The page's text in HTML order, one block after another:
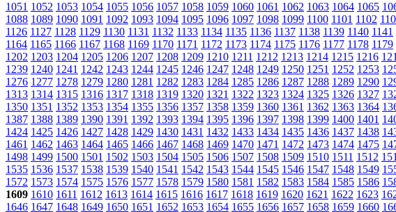
1051 1052 1053 1054 1055 1056 1057 1058 1059 1060 1061 1062 1063 1064 1065
1088 1089 1090 1091 1092 1093 1094 1095 1096 1097 1098 1099 1100 1101 1102
1126 1127 1128 1129 1130 1131 1132 1133 1134 1135 1136 1137 1138 1139 1140 1141
1164 1165 1166 1167 1168 1169 1170 1171 1172 1173 1174 1175 1176 1177 1178 1179
1202 1203 1204 1205 1206 1207 1208 1209 1210 1211 1212 1213 1214 1215 1216
1239 1240 1241 1242 1243 1244 1245 1246 1247 1248 1249 1250 1251 1252 1253
1276 1277 1278 1279 1280 1281 1282 1283 1284 1285 1286 1287 1288 1289 1290
1313 1314 1315 1316 1317 1318 1319 1320 1321 1322 1323 1324 1325 1326 1327
1350 1351 1352 1353 1354 1355 1356 1357 1358 1359 1360 1361 1362 1363 1364
1387 1388 1389 1390 1391 1392 1393 1394 1395 1396 1397 1398 1399 1400 1401
1424 1425 1426 1427 1428 1429 1430 1431 1432 1433 1434 1435 1436 1437 1438
1461 1462 1463 1464 1465 1466 1467 1468 1469 1470 1471 1472 1473 1474 1475
1498 1499 1500 1501 1502 1503 1504 1505 1506 1507 1508 1509 1510 1511 1512
1535 1536 1537 1538 1539 1540 1541 1542 1543 1544 1545 1546 1547 1548 1549
1572 1573 1574 1575 1576 1577 1578 1579 1580 1581 1582 1583 1584 1585 1586
1609 1610 1611 1612 1613 1614 1615 1616 1617 1618 1619 1620 1621 1622 1623
1646 1647 1648 1649 1650 1651 1652 1653 1654 1655 1656 1657 1658 1659 1660